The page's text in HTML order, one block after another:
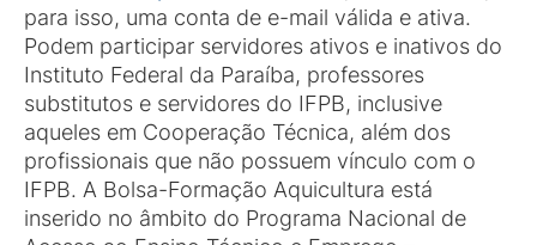
para isso, uma conta de e-mail válida e ativa.
Podem participar servidores ativos e inativos do
Instituto Federal da Paraíba, professores
substitutos e servidores do IFPB, inclusive
aqueles em Cooperação Técnica, além dos
profissionais que não possuem vínculo com o
IFPB. A Bolsa-Formação Aquicultura está
inserido no âmbito do Programa Nacional de